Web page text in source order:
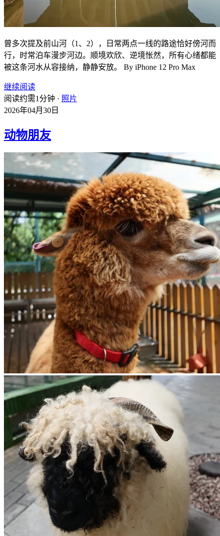
曾多次提及前山河（1、2），日常两点一线的路途恰好傍河而
行，时常泊车漫步河边。顺境欢欣、逆境怅然，所有心绪都能
被这条河水从容接纳，静静安放。 By iPhone 12 Pro Max
继续阅读
阅读约需1分钟 · 照片
2026年04月30日
动物朋友